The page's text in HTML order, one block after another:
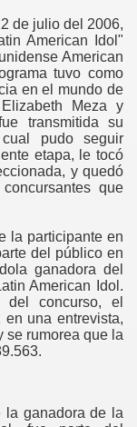
de julio del 2006,
American Idol"
American
tuvo como
en el mundo de
Meza y
transmitida su
pudo seguir
etapa, le tocó
y quedó
que
la participante en
del público en
ganadora del
American Idol.
concurso, el
en una entrevista,
se rumorea que la
la ganadora de la